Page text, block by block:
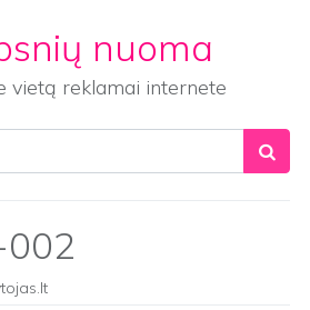
nuoma
vietą reklamai internete